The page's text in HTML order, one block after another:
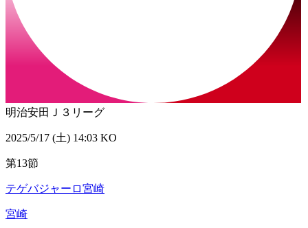
明治安田Ｊ３リーグ
2025/5/17 (土) 14:03 KO
第13節
テゲバジャーロ宮崎
宮崎